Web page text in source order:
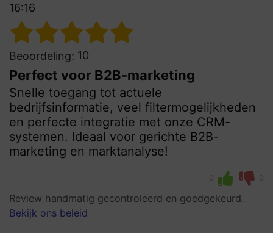
16:16
Beoordeling: 10
Perfect voor B2B-marketing
Snelle toegang tot actuele
bedrijfsinformatie, veel filtermogelijkheden
en perfecte integratie met onze CRM-
systemen. Ideaal voor gerichte B2B-
marketing en marktanalyse!
0 0
Review handmatig gecontroleerd en goedgekeurd.
Bekijk ons beleid